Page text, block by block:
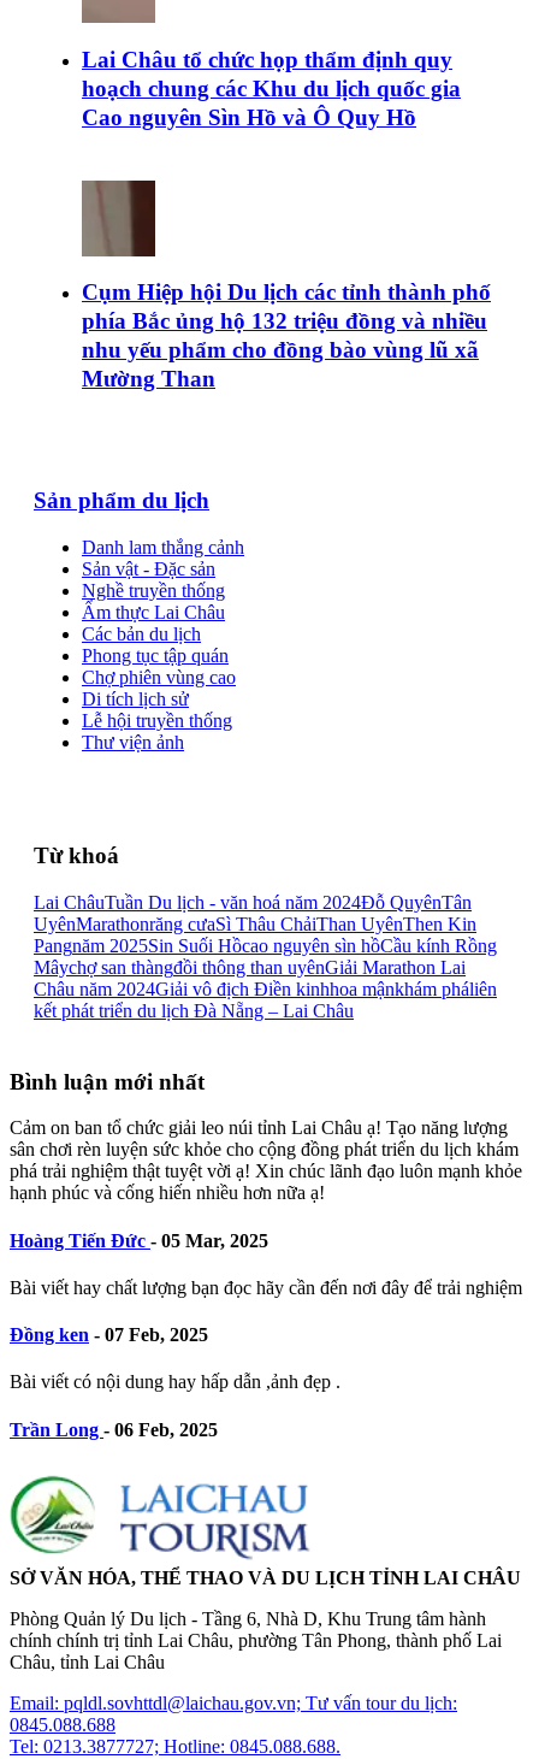
Lai Châu tổ chức họp thẩm định quy
hoạch chung các Khu du lịch quốc gia
Cao nguyên Sìn Hồ và Ô Quy Hồ
Cụm Hiệp hội Du lịch các tỉnh thành phố
phía Bắc ủng hộ 132 triệu đồng và nhiều
nhu yếu phẩm cho đồng bào vùng lũ xã
Mường Than
Sản phẩm du lịch
Danh lam thắng cảnh
Sản vật - Đặc sản
Nghề truyền thống
Ẩm thực Lai Châu
Các bản du lịch
Phong tục tập quán
Chợ phiên vùng cao
Di tích lịch sử
Lễ hội truyền thống
Thư viện ảnh
Từ khoá
Lai ChâuTuần Du lịch - văn hoá năm 2024Đỗ QuyênTân
UyênMarathonrăng cưaSì Thâu ChảiThan UyênThen Kin
Pangnăm 2025Sin Suối Hồcao nguyên sìn hồCầu kính Rồng
Mâychợ san thàngđồi thông than uyênGiải Marathon Lai
Châu năm 2024Giải vô địch Điền kinhhoa mậnkhám pháliên
kết phát triển du lịch Đà Nẵng – Lai Châu
Bình luận mới nhất
Cảm on ban tổ chức giải leo núi tỉnh Lai Châu ạ! Tạo năng lượng
sân chơi rèn luyện sức khỏe cho cộng đồng phát triển du lịch khám
phá trải nghiệm thật tuyệt vời ạ! Xin chúc lãnh đạo luôn mạnh khỏe
hạnh phúc và cống hiến nhiều hơn nữa ạ!
Hoàng Tiến Đức - 05 Mar, 2025
Bài viết hay chất lượng bạn đọc hãy cần đến nơi đây để trải nghiệm
Đồng ken - 07 Feb, 2025
Bài viết có nội dung hay hấp dẫn ,ảnh đẹp .
Trần Long - 06 Feb, 2025
SỞ VĂN HÓA, THỂ THAO VÀ DU LỊCH TỈNH LAI CHÂU
Phòng Quản lý Du lịch - Tầng 6, Nhà D, Khu Trung tâm hành
chính chính trị tỉnh Lai Châu, phường Tân Phong, thành phố Lai
Châu, tỉnh Lai Châu
Email: pqldl.sovhttdl@laichau.gov.vn; Tư vấn tour du lịch:
0845.088.688
Tel: 0213.3877727; Hotline: 0845.088.688.